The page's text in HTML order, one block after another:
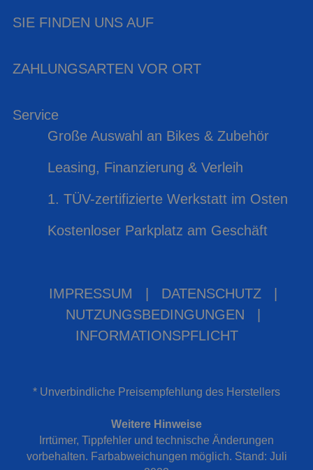
SIE FINDEN UNS AUF
ZAHLUNGSARTEN VOR ORT
Service
Große Auswahl an Bikes & Zubehör
Leasing, Finanzierung & Verleih
1. TÜV-zertifizierte Werkstatt im Osten
Kostenloser Parkplatz am Geschäft
IMPRESSUM DATENSCHUTZ
NUTZUNGSBEDINGUNGEN
INFORMATIONSPFLICHT
* Unverbindliche Preisempfehlung des Herstellers
Weitere Hinweise
Irrtümer, Tippfehler und technische Änderungen
vorbehalten. Farbabweichungen möglich. Stand: Juli